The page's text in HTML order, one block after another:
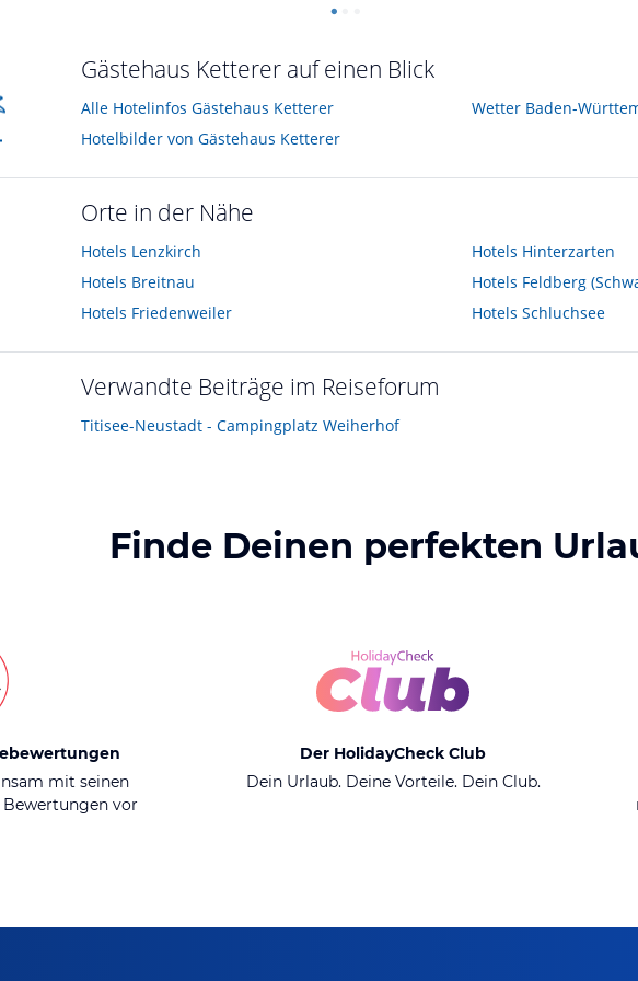
Gästehaus Ketterer auf einen Blick
Alle Hotelinfos Gästehaus Ketterer
Hotelbilder von Gästehaus Ketterer
Wetter Baden-
Orte in der Nähe
Hotels Lenzkirch
Hotels Breitnau
Hotels Friedenweiler
Hotels Hinterzarten
Hotels Feldberg
Hotels Schluchsee
Verwandte Beiträge im Reiseforum
Titisee-Neustadt - Campingplatz Weiherhof
Finde Deinen perfekten
mit seinen
vor
Der HolidayCheck Club
Dein Urlaub. Deine Vorteile. Dein Club.